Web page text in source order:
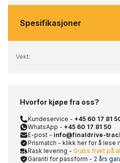
Spesifikasjoner
Vekt:
Hvorfor kjøpe fra oss?
Kundeservice - +45 60 17 81
WhatsApp - +45 60 17 81 50
E-post - info@finaldrive-
Prismatch - klikk her for å lese
Rask levering - Gratis frakt på
Garanti for passform - 2 års